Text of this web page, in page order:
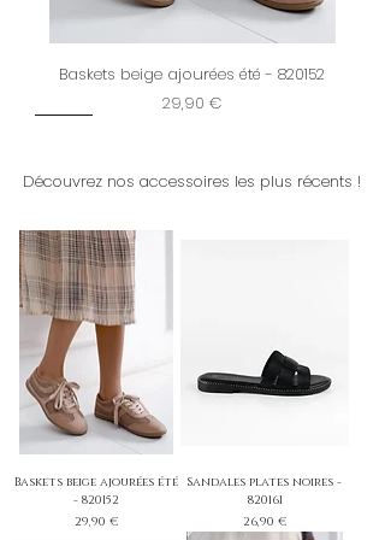
Baskets beige ajourées été - 820152
Prix
29,90 €
Découvrez nos accessoires les plus récents !
Baskets beige ajourées été
- 820152
Prix
29,90 €
Sandales plates noires -
820161
Prix
26,90 €